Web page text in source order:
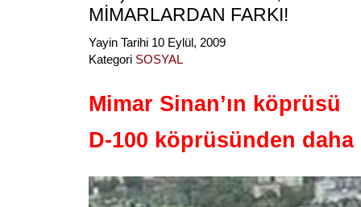
MİMARLARDAN FARKI!
Yayin Tarihi 10 Eylül, 2009
Kategori SOSYAL
Mimar Sinan’ın köprüsü
D-100 köprüsünden daha